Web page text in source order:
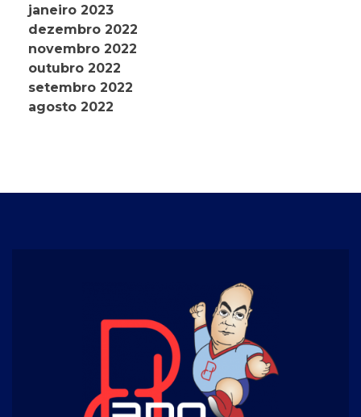
janeiro 2023
dezembro 2022
novembro 2022
outubro 2022
setembro 2022
agosto 2022